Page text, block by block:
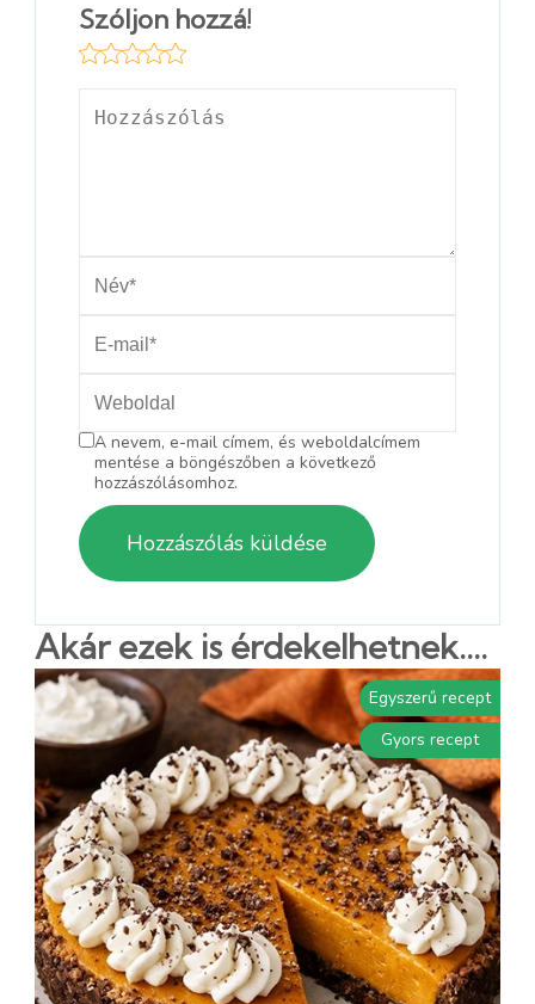
Szóljon hozzá!
A nevem, e-mail címem, és weboldalcímem
mentése a böngészőben a következő
hozzászólásomhoz.
Akár ezek is érdekelhetnek....
Egyszerű recept
Gyors recept